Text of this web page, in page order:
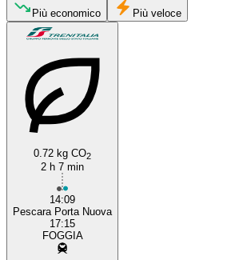
Pescara
Più economico Più veloce
0.72 kg CO2
2 h 7 min
14:09
Pescara Porta Nuova
17:15
FOGGIA